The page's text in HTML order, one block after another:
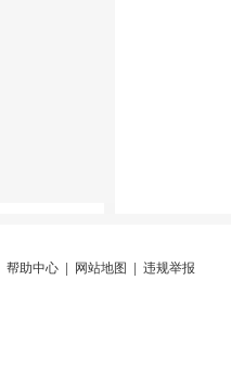
帮助中心| 网站地图 违规举报